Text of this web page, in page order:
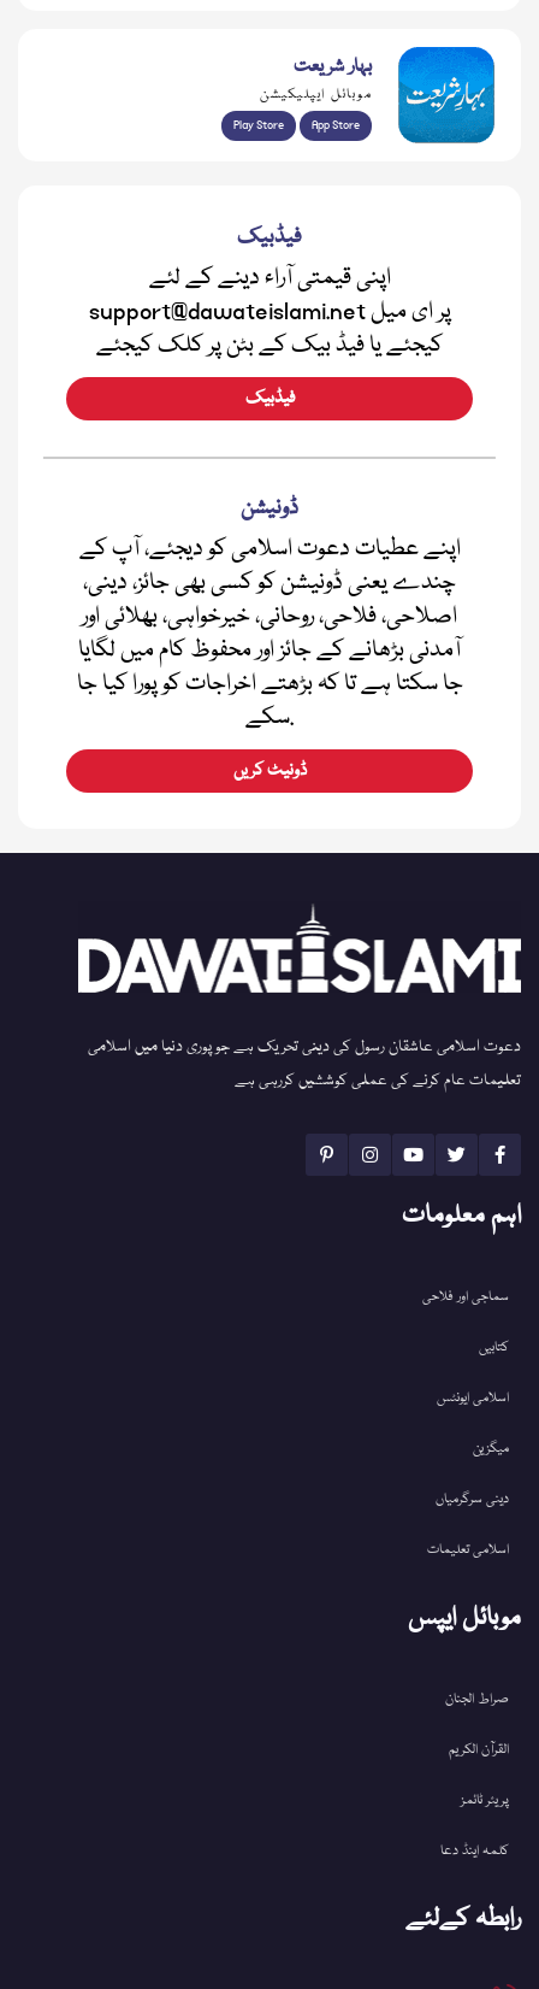
بہار شریعت
موبائل ایپلیکیشن
Play Store App Store
فیڈبیک
اپنی قیمتی آراء دینے کے لئے
support@dawateislami.net پر ای میل
کیجئے یا فیڈ بیک کے بٹن پر کلک کیجئے
فیڈبیک
ڈونیشن
اپنے عطیات دعوت اسلامی کو دیجئے، آپ کے
چندے یعنی ڈونیشن کو کسی بھی جائز، دینی،
اصلاحی، فلاحی، روحانی، خیرخواہی، بھلائی اور
آمدنی بڑھانے کے جائز اور محفوظ کام میں لگایا
جا سکتا ہے تا کہ بڑھتے اخراجات کو پورا کیا جا
سکے.
ڈونیٹ کریں
دعوت اسلامی عاشقان رسول کی دینی تحریک ہے جو پوری دنیا میں اسلامی
تعلیمات عام کرنے کی عملی کوششیں کررہی ہے
اہم معلومات
سماجی اور فلاحی
کتابیں
اسلامی ایونٹس
میگزین
دینی سرگرمیاں
اسلامی تعلیمات
موبائل ایپس
صراط الجنان
القرآن الکریم
پریئر ٹائمز
کلمہ اینڈ دعا
رابطہ کےلئے